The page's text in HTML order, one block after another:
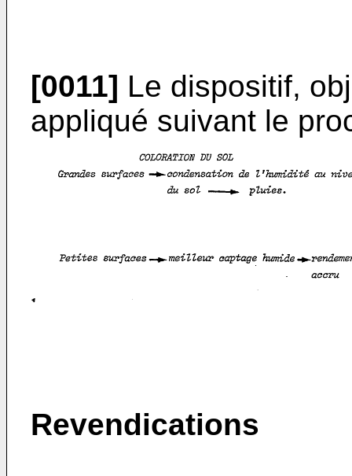
[0011] Le dispositif,
appliqué suivant le
Revendications